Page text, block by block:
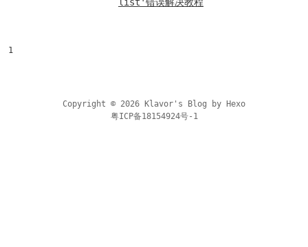
1
Copyright © 2026 Klavor's Blog by
Hexo
粤ICP备18154924号-1